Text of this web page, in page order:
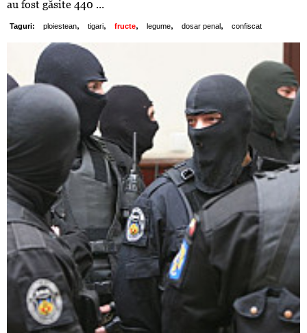
au fost găsite 440 ...
Taguri: ploiestean, tigari, fructe, legume, dosar penal , confiscat